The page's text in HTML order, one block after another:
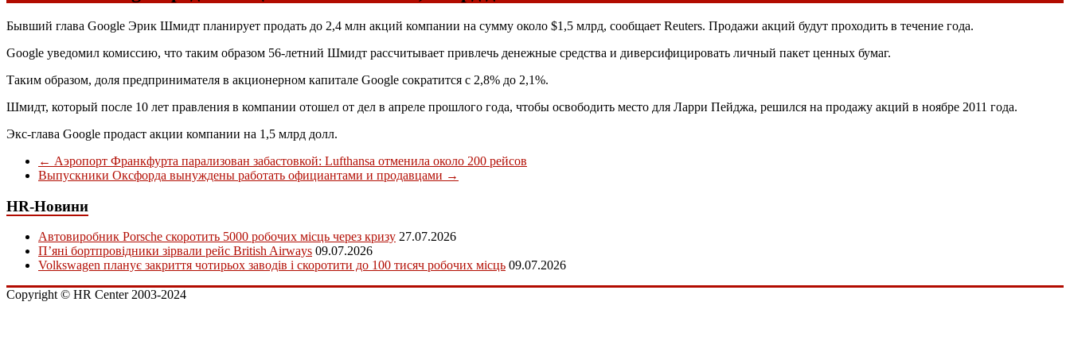
Бывший глава Google Эрик Шмидт планирует продать до 2,4 млн акций компании на сумму около $1,5 млрд, сообщает Reuters. Продажи акций будут проходить в течение года.
Google уведомил комиссию, что таким образом 56-летний Шмидт рассчитывает привлечь денежные средства и диверсифицировать личный пакет ценных бумаг.
Таким образом, доля предпринимателя в акционерном капитале Google сократится с 2,8% до 2,1%.
Шмидт, который после 10 лет правления в компании отошел от дел в апреле прошлого года, чтобы освободить место для Ларри Пейджа, решился на продажу акций в ноябре 2011 года.
Экс-глава Google продаст акции компании на 1,5 млрд долл.
← Аэропорт Франкфурта парализован забастовкой: Lufthansa отменила около 200 рейсов
Выпускники Оксфорда вынуждены работать официантами и продавцами →
HR-Новини
Автовиробник Porsche скоротить 5000 робочих місць через кризу 27.07.2026
П’яні бортпровідники зірвали рейс British Airways 09.07.2026
Volkswagen планує закриття чотирьох заводів і скоротити до 100 тисяч робочих місць 09.07.2026
Copyright © HR Center 2003-2024